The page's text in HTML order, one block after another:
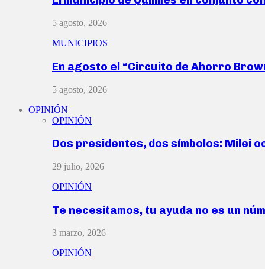
5 agosto, 2026
MUNICIPIOS
En agosto el “Circuito de Ahorro
5 agosto, 2026
OPINIÓN
OPINIÓN
Dos presidentes, dos símbolos: Milei
29 julio, 2026
OPINIÓN
Te necesitamos, tu ayuda no es un
3 marzo, 2026
OPINIÓN